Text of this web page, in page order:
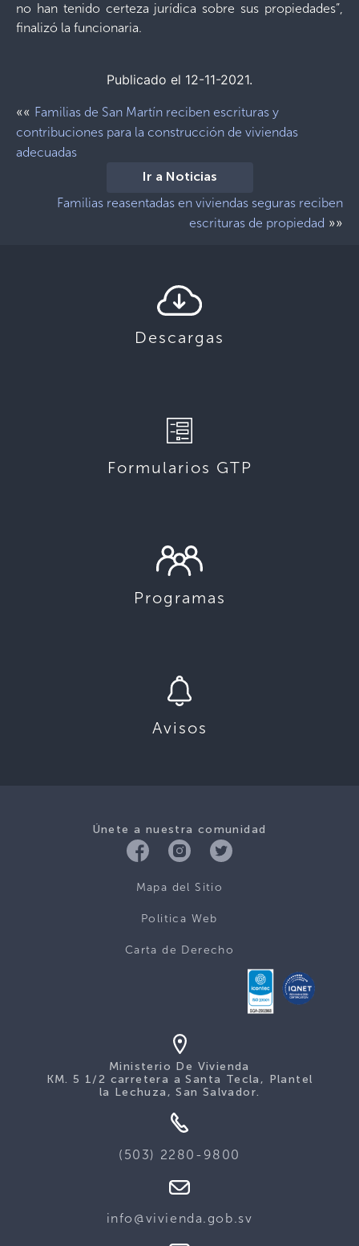
no han tenido certeza jurídica sobre sus propiedades”,
finalizó la funcionaria.
Publicado el 12-11-2021.
«« Familias de San Martín reciben escrituras y
contribuciones para la construcción de viviendas
adecuadas
Ir a Noticias
Familias reasentadas en viviendas seguras reciben
escrituras de propiedad »»
Descargas
Formularios GTP
Programas
Avisos
Únete a nuestra comunidad
Mapa del Sitio
Politica Web
Carta de Derecho
Ministerio De Vivienda
KM. 5 1/2 carretera a Santa Tecla, Plantel
la Lechuza, San Salvador.
(503) 2280-9800
info@vivienda.gob.sv